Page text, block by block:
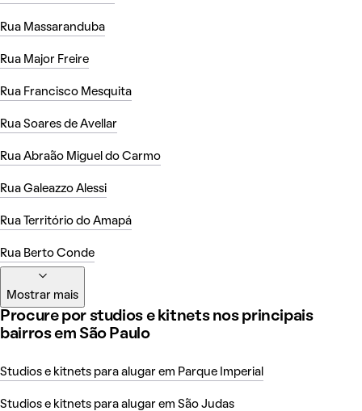
Rua Massaranduba
Rua Major Freire
Rua Francisco Mesquita
Rua Soares de Avellar
Rua Abraão Miguel do Carmo
Rua Galeazzo Alessi
Rua Território do Amapá
Rua Berto Conde
Mostrar mais
Procure por studios e kitnets nos principais
bairros em São Paulo
Studios e kitnets para alugar em Parque Imperial
Studios e kitnets para alugar em São Judas